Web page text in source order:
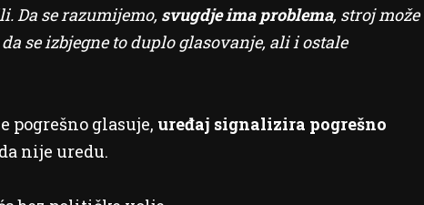
Da se razumijemo, svugdje ima problema, stroj može
se izbjegne to duplo glasovanje, ali i ostale
pogrešno glasuje, uređaj signalizira pogrešno
nije uredu.